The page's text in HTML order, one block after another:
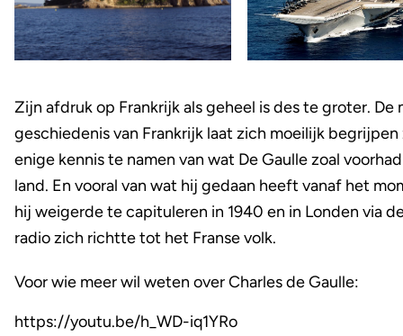
Zijn afdruk op Frankrijk als geheel is des te groter. De
geschiedenis van Frankrijk laat zich moeilijk
enige kennis te namen van wat De Gaulle zoal
land. En vooral van wat hij gedaan heeft vanaf het
hij weigerde te capituleren in 1940 en in Londen via
radio zich richtte tot het Franse volk.
Voor wie meer wil weten over Charles de Gaulle:
https://youtu.be/h_WD-iq1YRo